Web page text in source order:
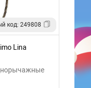
код: 249808
Lina